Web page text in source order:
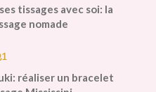
tissages avec soi: la
nomade
réaliser un bracelet